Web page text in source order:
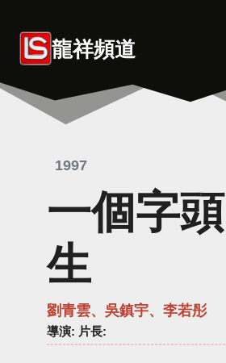
content 龍祥頻道
1997
一個字
生
劉青雲、吳鎮宇、李若彤
導演: 片長: